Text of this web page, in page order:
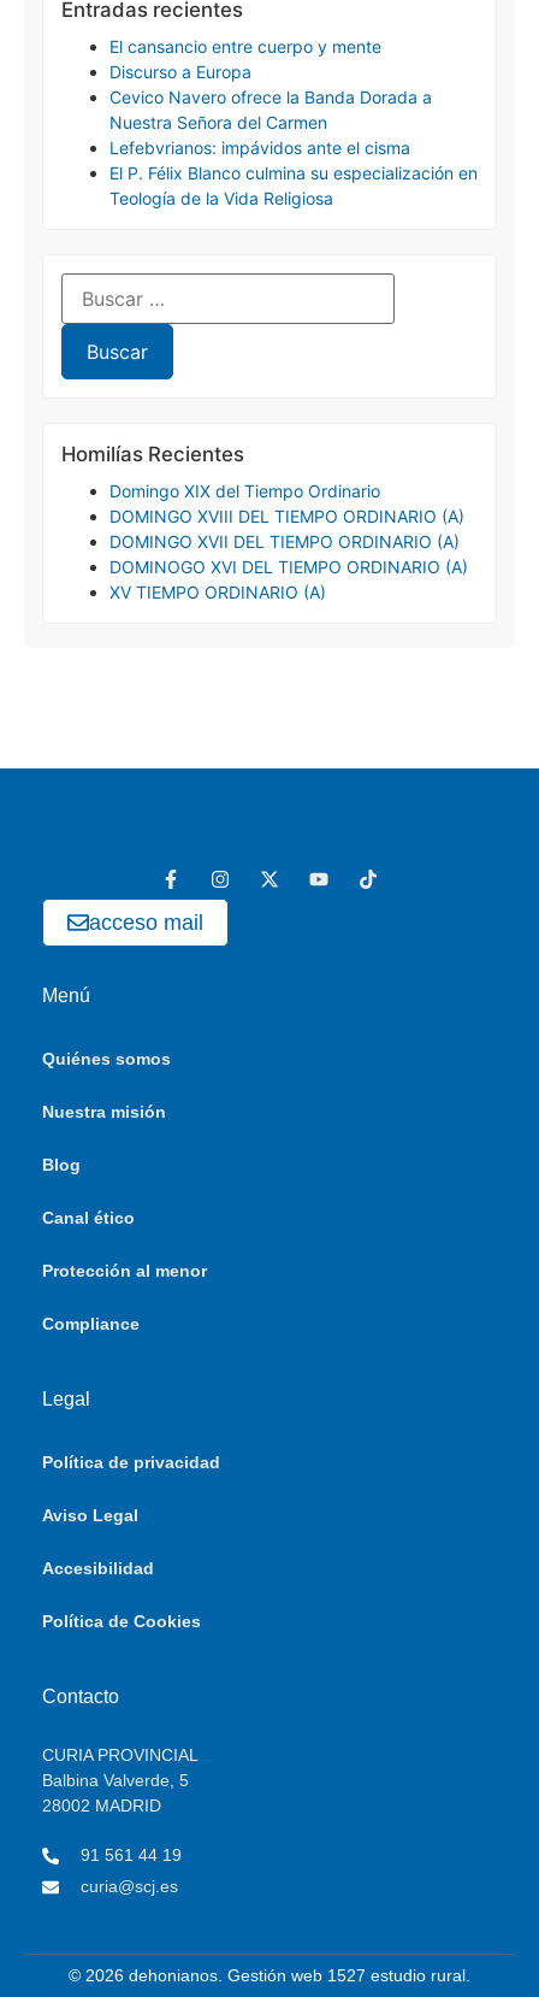
Entradas recientes
El cansancio entre cuerpo y mente
Discurso a Europa
Cevico Navero ofrece la Banda Dorada a
Nuestra Señora del Carmen
Lefebvrianos: impávidos ante el cisma
El P. Félix Blanco culmina su especialización en
Teología de la Vida Religiosa
Homilías Recientes
Domingo XIX del Tiempo Ordinario
DOMINGO XVIII DEL TIEMPO ORDINARIO (A)
DOMINGO XVII DEL TIEMPO ORDINARIO (A)
DOMINOGO XVI DEL TIEMPO ORDINARIO (A)
XV TIEMPO ORDINARIO (A)
acceso mail
Menú
Quiénes somos
Nuestra misión
Blog
Canal ético
Protección al menor
Compliance
Legal
Política de privacidad
Aviso Legal
Accesibilidad
Política de Cookies
Contacto
CURIA PROVINCIAL
Balbina Valverde, 5
28002 MADRID
91 561 44 19
curia@scj.es
© 2026 dehonianos. Gestión web 1527 estudio rural.